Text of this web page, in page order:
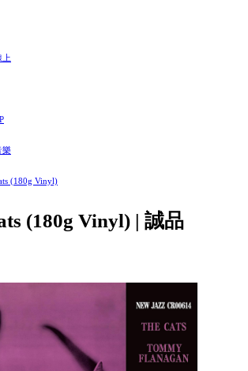
上
樂
(180g Vinyl)
(180g Vinyl) | 誠品